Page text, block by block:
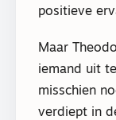
positieve
Maar
iemand uit
misschien
verdiept in